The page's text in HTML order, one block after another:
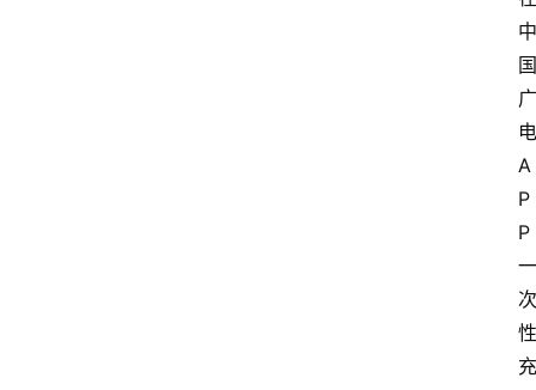
中
国
广
电
A
P
P
一
次
性
充